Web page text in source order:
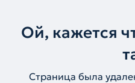
Ой, кажется
Страница была